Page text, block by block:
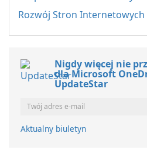
Rozwój Stron Internetowych
Nigdy więcej nie
dla Microsoft
UpdateStar
Aktualny biuletyn